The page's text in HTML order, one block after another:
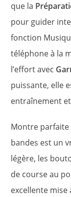
que la
pour guider
fonction
téléphone à la
l’effort avec
puissante, elle
entraînement
Montre parfaite
bandes est un
légère, les
de course au
excellente